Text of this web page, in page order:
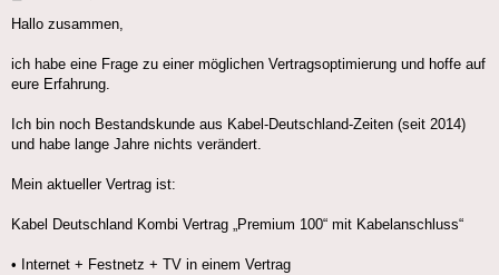
Hallo zusammen,
ich habe eine Frage zu einer möglichen Vertragsoptimierung und hoffe auf
eure Erfahrung.
Ich bin noch Bestandskunde aus Kabel-Deutschland-Zeiten (seit 2014)
und habe lange Jahre nichts verändert.
Mein aktueller Vertrag ist:
Kabel Deutschland Kombi Vertrag „Premium 100“ mit Kabelanschluss“
• Internet + Festnetz + TV in einem Vertrag